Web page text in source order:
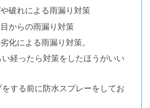
破れによる雨漏り対策
からの雨漏り対策
化による雨漏り対策。
い経ったら対策をしたほうがいい
をする前に防水スプレーをしてお